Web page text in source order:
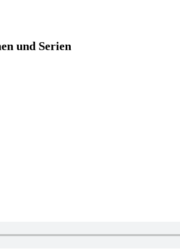
und Serien